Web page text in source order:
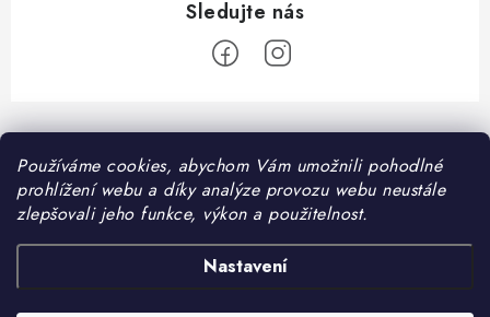
Používáme cookies, abychom Vám umožnili pohodlné
prohlížení webu a díky analýze provozu webu neustále
zlepšovali jeho funkce, výkon a použitelnost.
Nastavení
Z
á
Informace pro vás
Kontakt
Možnosti dopravy
Hodnocení obchodu
❤️ Oblíbené kategorie